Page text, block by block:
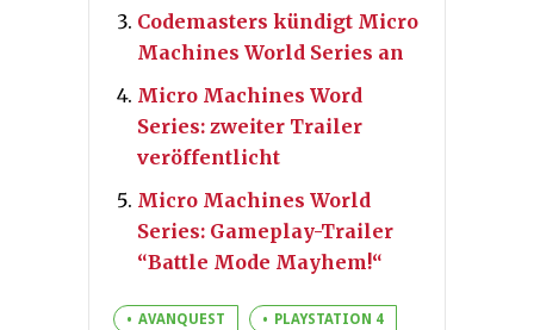
Codemasters kündigt Micro
Machines World Series an
Micro Machines Word
Series: zweiter Trailer
veröffentlicht
Micro Machines World
Series: Gameplay-Trailer
“Battle Mode Mayhem!“
AVANQUEST PLAYSTATION 4